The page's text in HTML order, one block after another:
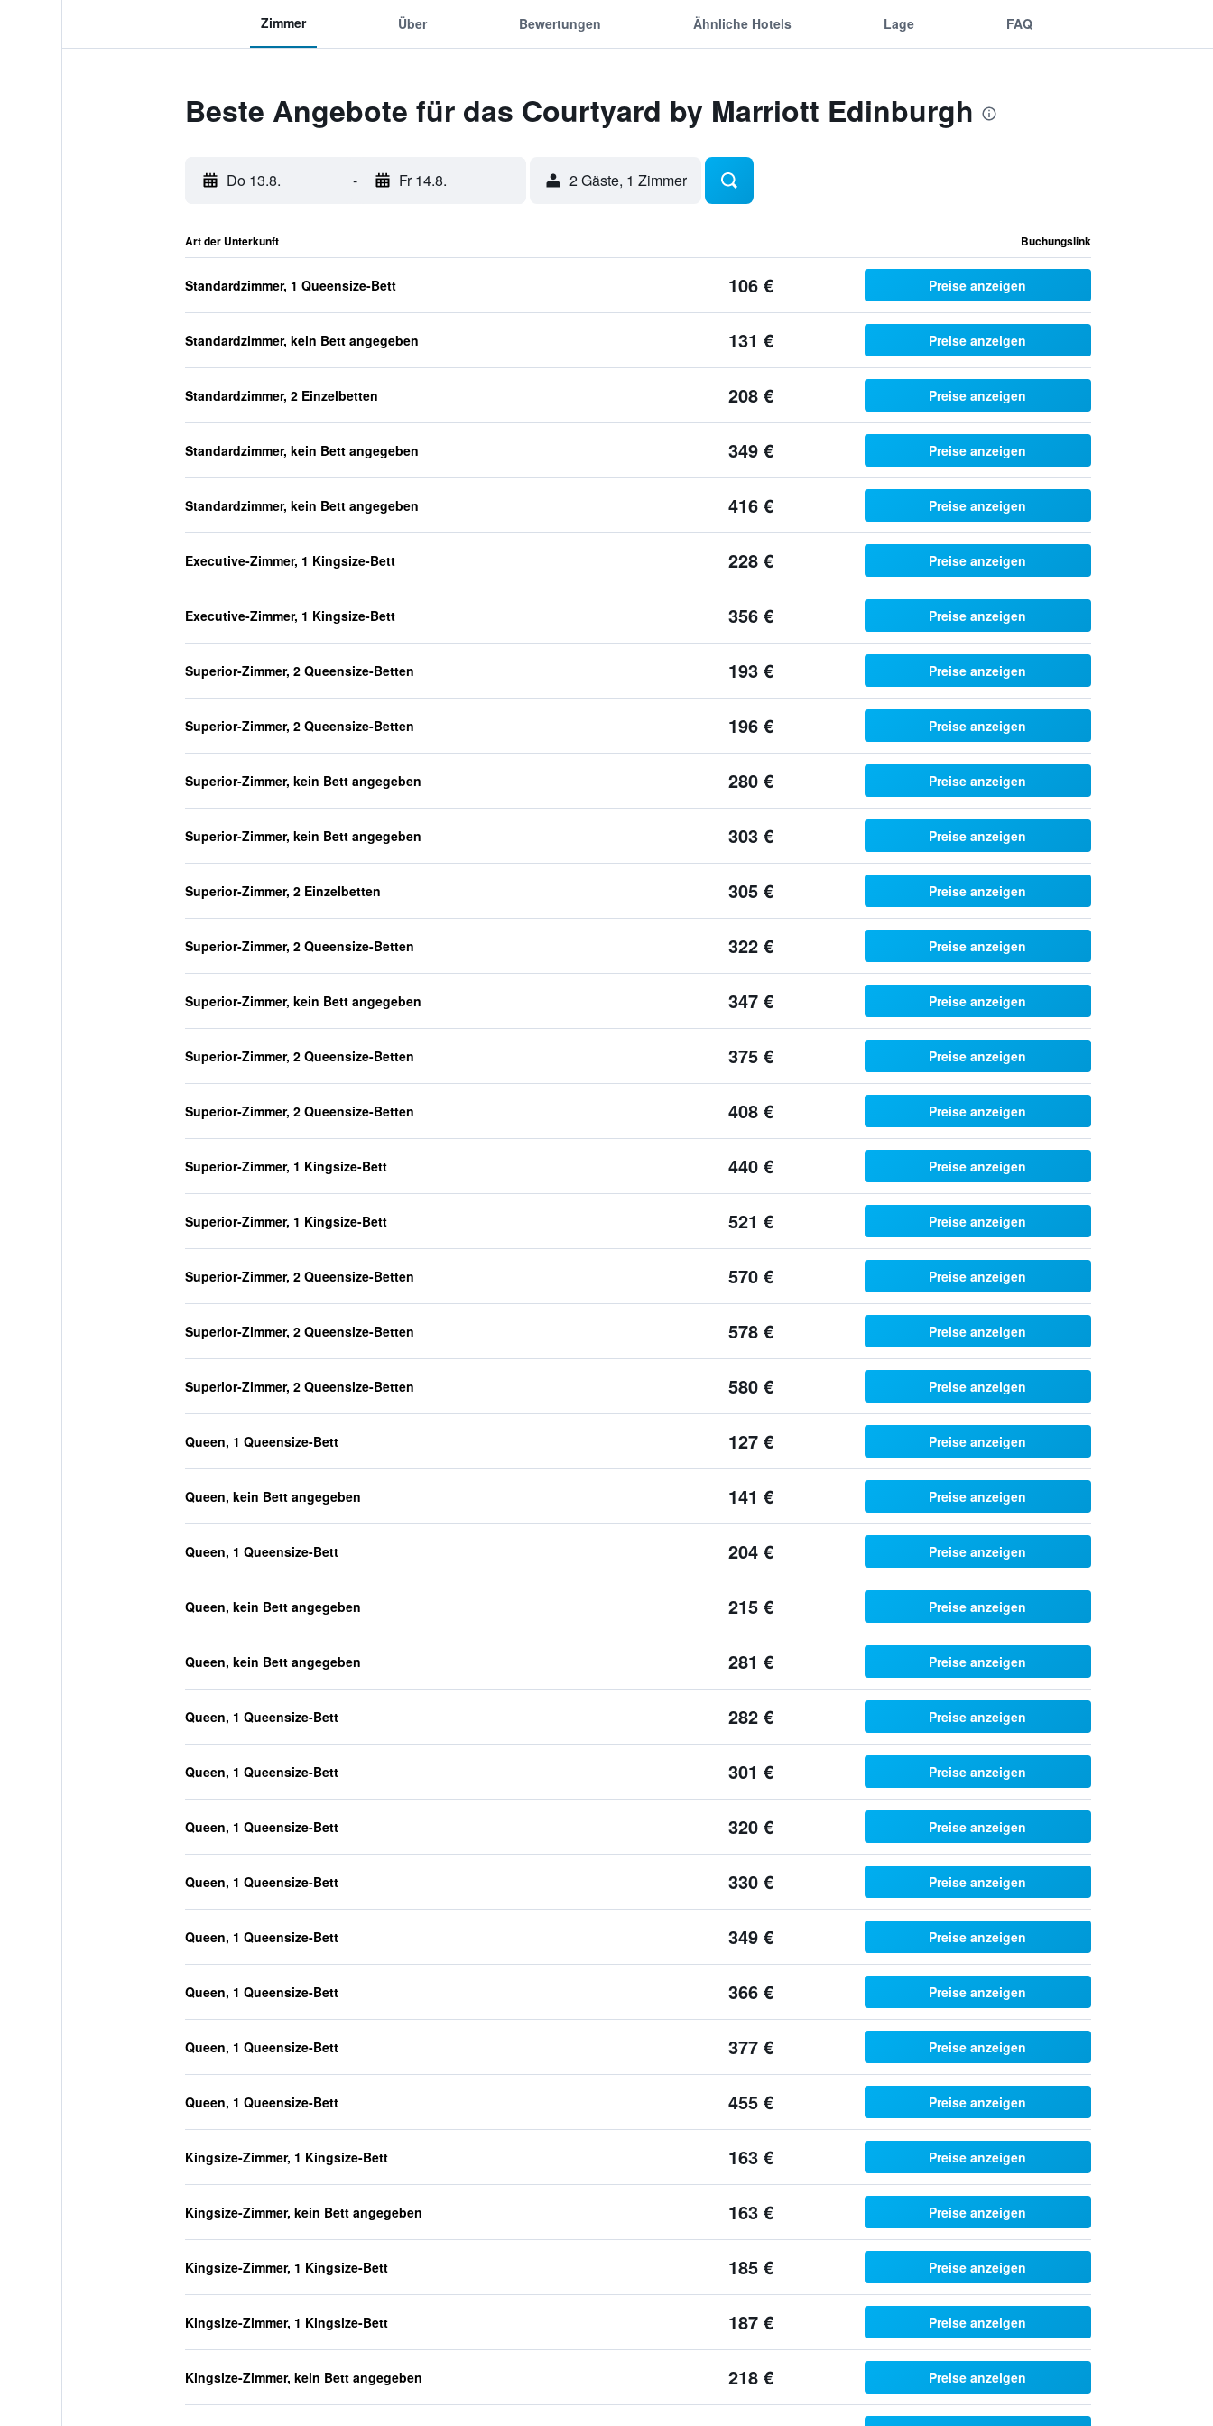
Zimmer Über Bewertungen Ähnliche Hotels Lage FAQ
Beste Angebote für das Courtyard by Marriott Edinburgh
Do 13.8. - Fr 14.8. 2 Gäste, 1 Zimmer
Art der Unterkunft Buchungslink
Standardzimmer, 1 Queensize-Bett 106 € Preise anzeigen
Standardzimmer, kein Bett angegeben 131 € Preise anzeigen
Standardzimmer, 2 Einzelbetten 208 € Preise anzeigen
Standardzimmer, kein Bett angegeben 349 € Preise anzeigen
Standardzimmer, kein Bett angegeben 416 € Preise anzeigen
Executive-Zimmer, 1 Kingsize-Bett 228 € Preise anzeigen
Executive-Zimmer, 1 Kingsize-Bett 356 € Preise anzeigen
Superior-Zimmer, 2 Queensize-Betten 193 € Preise anzeigen
Superior-Zimmer, 2 Queensize-Betten 196 € Preise anzeigen
Superior-Zimmer, kein Bett angegeben 280 € Preise anzeigen
Superior-Zimmer, kein Bett angegeben 303 € Preise anzeigen
Superior-Zimmer, 2 Einzelbetten 305 € Preise anzeigen
Superior-Zimmer, 2 Queensize-Betten 322 € Preise anzeigen
Superior-Zimmer, kein Bett angegeben 347 € Preise anzeigen
Superior-Zimmer, 2 Queensize-Betten 375 € Preise anzeigen
Superior-Zimmer, 2 Queensize-Betten 408 € Preise anzeigen
Superior-Zimmer, 1 Kingsize-Bett 440 € Preise anzeigen
Superior-Zimmer, 1 Kingsize-Bett 521 € Preise anzeigen
Superior-Zimmer, 2 Queensize-Betten 570 € Preise anzeigen
Superior-Zimmer, 2 Queensize-Betten 578 € Preise anzeigen
Superior-Zimmer, 2 Queensize-Betten 580 € Preise anzeigen
Queen, 1 Queensize-Bett 127 € Preise anzeigen
Queen, kein Bett angegeben 141 € Preise anzeigen
Queen, 1 Queensize-Bett 204 € Preise anzeigen
Queen, kein Bett angegeben 215 € Preise anzeigen
Queen, kein Bett angegeben 281 € Preise anzeigen
Queen, 1 Queensize-Bett 282 € Preise anzeigen
Queen, 1 Queensize-Bett 301 € Preise anzeigen
Queen, 1 Queensize-Bett 320 € Preise anzeigen
Queen, 1 Queensize-Bett 330 € Preise anzeigen
Queen, 1 Queensize-Bett 349 € Preise anzeigen
Queen, 1 Queensize-Bett 366 € Preise anzeigen
Queen, 1 Queensize-Bett 377 € Preise anzeigen
Queen, 1 Queensize-Bett 455 € Preise anzeigen
Kingsize-Zimmer, 1 Kingsize-Bett 163 € Preise anzeigen
Kingsize-Zimmer, kein Bett angegeben 163 € Preise anzeigen
Kingsize-Zimmer, 1 Kingsize-Bett 185 € Preise anzeigen
Kingsize-Zimmer, 1 Kingsize-Bett 187 € Preise anzeigen
Kingsize-Zimmer, kein Bett angegeben 218 € Preise anzeigen